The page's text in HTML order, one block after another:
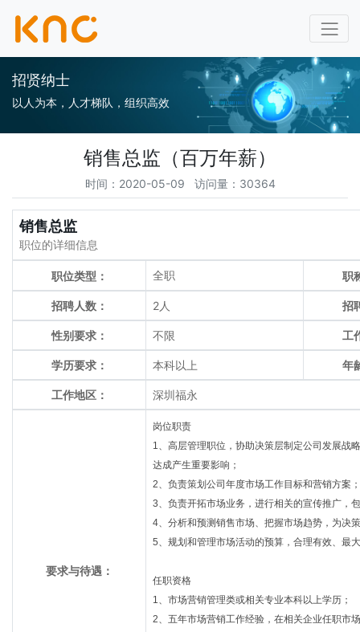
招贤纳士
以人为本，人才梯队，组织高效
销售总监（百万年薪）
时间：2020-05-09 访问量：30364
销售总监
职位的详细信息
职位类型： 全职 职
招聘人数： 2人 招
性别要求： 不限 工
学历要求： 本科以上 年
工作地区： 深圳福永
要求与待遇：
岗位职责
1、高层管理职位，协助决策层制定公司发展战
达成产生重要影响；
2、负责策划公司年度市场工作目标和营销方案；
3、负责开拓市场业务，进行相关的宣传推广，
4、分析和预测销售市场、把握市场趋势，为决
5、规划和管理市场活动的预算，合理有效、最
任职资格
1、市场营销管理类或相关专业本科以上学历；
2、五年市场营销工作经验，在相关企业任职市